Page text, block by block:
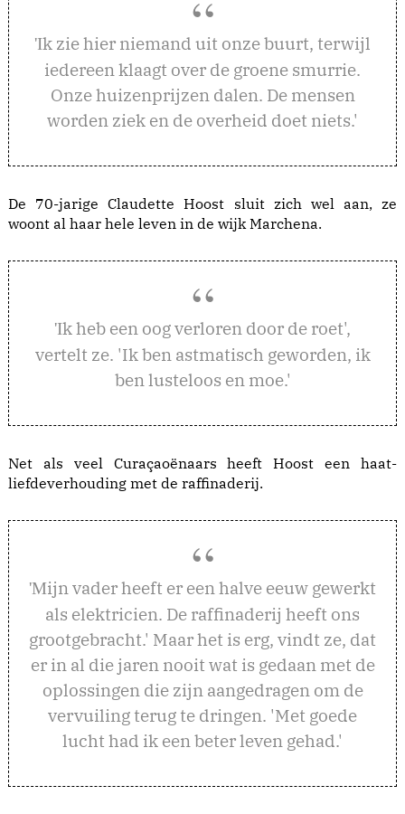
'Ik zie hier niemand uit onze buurt, terwijl
iedereen klaagt over de groene smurrie.
Onze huizenprijzen dalen. De mensen
worden ziek en de overheid doet niets.'
De 70-jarige Claudette Hoost sluit zich wel aan, ze
woont al haar hele leven in de wijk Marchena.
'Ik heb een oog verloren door de roet',
vertelt ze. 'Ik ben astmatisch geworden, ik
ben lusteloos en moe.'
Net als veel Curaçaoënaars heeft Hoost een haat-
liefdeverhouding met de raffinaderij.
'Mijn vader heeft er een halve eeuw gewerkt
als elektricien. De raffinaderij heeft ons
grootgebracht.' Maar het is erg, vindt ze, dat
er in al die jaren nooit wat is gedaan met de
oplossingen die zijn aangedragen om de
vervuiling terug te dringen. 'Met goede
lucht had ik een beter leven gehad.'